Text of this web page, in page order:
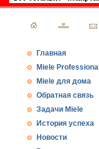
Главная
Miele Professional
Miele для дома
Обратная связь
Задачи Miele
История успеха
Новости